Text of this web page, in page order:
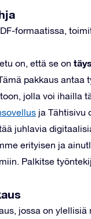
formaatissa,
on, että se on
pakkaus
jolla voi ihailla
ja Tähtisivu
juhlavia
erityisen ja
Palkitse
jossa on